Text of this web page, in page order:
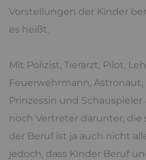
Vorstellungen der Kinder
es heißt.
Mit Polizist, Tierarzt, Pilot,
Feuerwehrmann, Astronaut,
Prinzessin und Schauspieler
noch Vertreter darunter, die
der Beruf ist ja auch nicht
jedoch, dass Kinder Beruf